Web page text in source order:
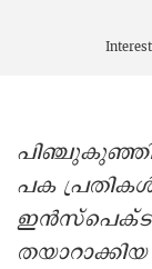
പക